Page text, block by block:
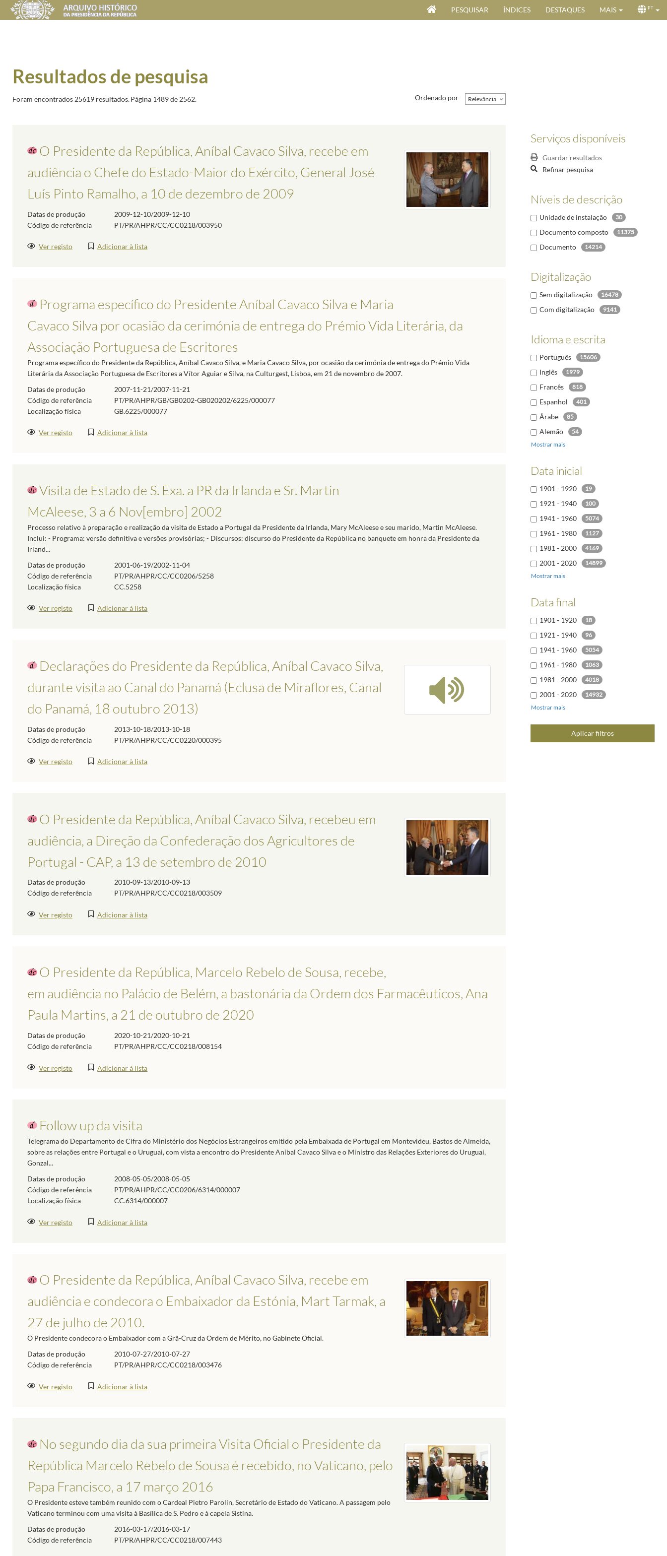
PESQUISAR ÍNDICES DESTAQUES MAIS PT
Resultados de pesquisa
Serviços disponíveis
Guardar resultados
Refinar pesquisa
Níveis de descrição
Unidade de instalação 30
Documento composto 11375
Documento 14214
Digitalização
Sem digitalização 16478
Com digitalização 9141
Idioma e escrita
Português 15606
Inglês 1979
Francês 818
Espanhol 401
Árabe 85
Alemão 54
Italiano
Chinês 19
Polaco 18
Mostrar mais
Data inicial
1901 - 1920 19
1921 - 1940 100
1941 - 1960 5074
1961 - 1980 1127
1981 - 2000 4169
2001 - 2020 14899
2021 - 2040
Mostrar mais
Data final
1901 - 1920 18
1921 - 1940 96
1941 - 1960 5054
1961 - 1980 1063
1981 - 2000 4018
2001 - 2020 14932
2021 - 2040
Mostrar mais
Aplicar filtros
Foram encontrados 25619 resultados.Página 1489 de 2562. Ordenado por Relevância
O Presidente da República, Aníbal Cavaco Silva, recebe em
audiência o Chefe do Estado-Maior do Exército, General José
Luís Pinto Ramalho, a 10 de dezembro de 2009
Datas de produção
2009-12-10/2009-12-10
Código de referência
PT/PR/AHPR/CC/CC0218/003950
Ver registo Adicionar à lista
Programa específico do Presidente Aníbal Cavaco Silva e Maria
Cavaco Silva por ocasião da cerimónia de entrega do Prémio Vida Literária, da
Associação Portuguesa de Escritores
Programa específico do Presidente da República, Aníbal Cavaco Silva, e Maria Cavaco Silva, por ocasião da cerimónia de entrega do Prémio Vida
Literária da Associação Portuguesa de Escritores a Vítor Aguiar e Silva, na Culturgest, Lisboa, em 21 de novembro de 2007.
Datas de produção
2007-11-21/2007-11-21
Código de referência
PT/PR/AHPR/GB/GB0202-GB020202/6225/000077
Localização física
GB.6225/000077
Ver registo Adicionar à lista
Visita de Estado de S. Exa. a PR da Irlanda e Sr. Martin
McAleese, 3 a 6 Nov[embro] 2002
Processo relativo à preparação e realização da visita de Estado a Portugal da Presidente da Irlanda, Mary McAleese e seu marido, Martin McAleese.
Inclui: - Programa: versão definitiva e versões provisórias; - Discursos: discurso do Presidente da República no banquete em honra da Presidente da
Irland...
Datas de produção
2001-06-19/2002-11-04
Código de referência
PT/PR/AHPR/CC/CC0206/5258
Localização física
CC.5258
Ver registo Adicionar à lista
Declarações do Presidente da República, Aníbal Cavaco Silva,
durante visita ao Canal do Panamá (Eclusa de Miraflores, Canal
do Panamá, 18 outubro 2013)
Datas de produção
2013-10-18/2013-10-18
Código de referência
PT/PR/AHPR/CC/CC0220/000395
Ver registo Adicionar à lista
O Presidente da República, Aníbal Cavaco Silva, recebeu em
audiência, a Direção da Confederação dos Agricultores de
Portugal - CAP, a 13 de setembro de 2010
Datas de produção
2010-09-13/2010-09-13
Código de referência
PT/PR/AHPR/CC/CC0218/003509
Ver registo Adicionar à lista
O Presidente da República, Marcelo Rebelo de Sousa, recebe,
em audiência no Palácio de Belém, a bastonária da Ordem dos Farmacêuticos, Ana
Paula Martins, a 21 de outubro de 2020
Datas de produção
2020-10-21/2020-10-21
Código de referência
PT/PR/AHPR/CC/CC0218/008154
Ver registo Adicionar à lista
Follow up da visita
Telegrama do Departamento de Cifra do Ministério dos Negócios Estrangeiros emitido pela Embaixada de Portugal em Montevideu, Bastos de Almeida,
sobre as relações entre Portugal e o Uruguai, com vista a encontro do Presidente Aníbal Cavaco Silva e o Ministro das Relações Exteriores do Uruguai,
Gonzal...
Datas de produção
2008-05-05/2008-05-05
Código de referência
PT/PR/AHPR/CC/CC0206/6314/000007
Localização física
CC.6314/000007
Ver registo Adicionar à lista
O Presidente da República, Aníbal Cavaco Silva, recebe em
audiência e condecora o Embaixador da Estónia, Mart Tarmak, a
27 de julho de 2010.
O Presidente condecora o Embaixador com a Grã-Cruz da Ordem de Mérito, no Gabinete Oficial.
Datas de produção
2010-07-27/2010-07-27
Código de referência
PT/PR/AHPR/CC/CC0218/003476
Ver registo Adicionar à lista
No segundo dia da sua primeira Visita Oficial o Presidente da
República Marcelo Rebelo de Sousa é recebido, no Vaticano, pelo
Papa Francisco, a 17 março 2016
O Presidente esteve também reunido com o Cardeal Pietro Parolin, Secretário de Estado do Vaticano. A passagem pelo
Vaticano terminou com uma visita à Basílica de S. Pedro e à capela Sistina.
Datas de produção
2016-03-17/2016-03-17
Código de referência
PT/PR/AHPR/CC/CC0218/007443